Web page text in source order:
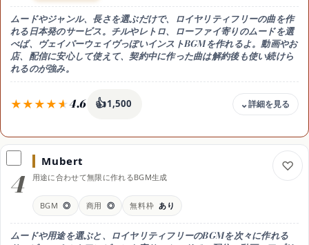
日本語
○ 日本語プロンプトも使える
得意なこと
高音質な空気感・質感
おすすめ用途
高音質なドリーミーサウンド
ムードやジャンル、長さを選ぶだけで、ロイヤリティフリーの曲を作
れる日本発のサービス。チルやレトロ、ローファイ寄りのムードを選
べば、ヴェイパーウェイヴっぽいインストBGMを作れるよ。動画やお
店、配信に安心して使えて、契約中に作った曲は解約後も使い続けら
れるのが強み。
4.6 👍1,500
料金
無料で作成お試し / Creator 月16.99ドル(年払い月11.04ドル)〜
無料枠
作成は無料で試せる(ダウンロードは有料)。Creator 月16.99ドル(年
払いで月11.04ドル)で無制限ダウンロード、上位プランも用意
商用利用
可（ロイヤリティフリー・契約中に作った曲は解約後も使える）
日本語
4
Mubert
用途に合わせて無限に作れるBGM生成
BGM ◎ 商用 ◎ 無料枠 あり
ムードや用途を選ぶと、ロイヤリティフリーのBGMを次々に作れる